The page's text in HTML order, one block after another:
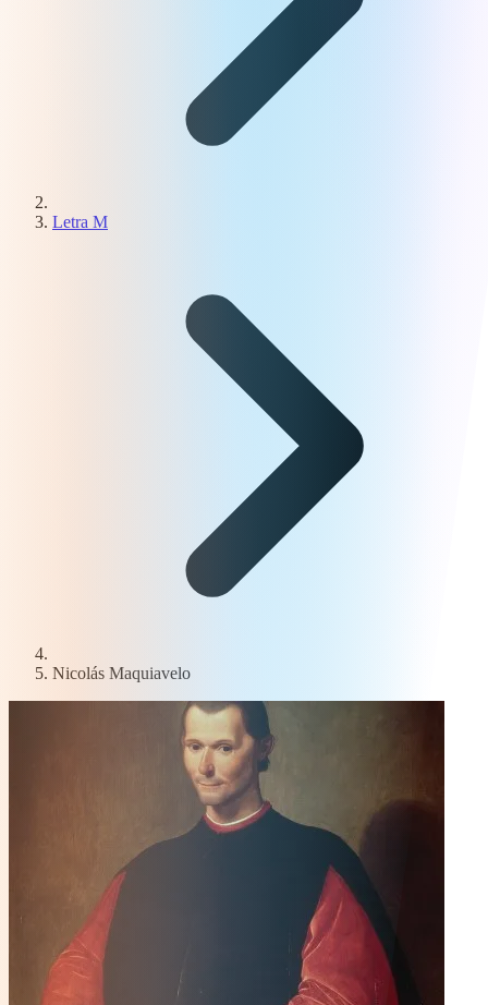
Letra M
Nicolás Maquiavelo